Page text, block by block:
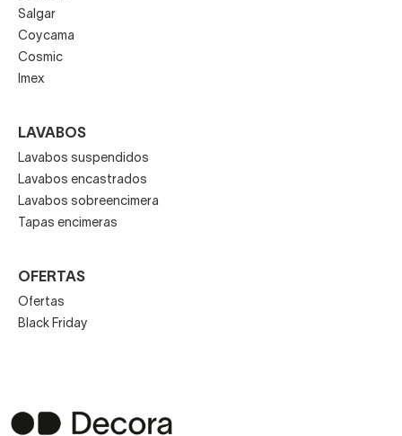
Salgar
Coycama
Cosmic
Imex
LAVABOS
Lavabos suspendidos
Lavabos encastrados
Lavabos sobreencimera
Tapas encimeras
OFERTAS
Ofertas
Black Friday